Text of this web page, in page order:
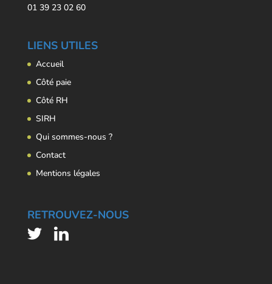
01 39 23 02 60
LIENS UTILES
Accueil
Côté paie
Côté RH
SIRH
Qui sommes-nous ?
Contact
Mentions légales
RETROUVEZ-NOUS